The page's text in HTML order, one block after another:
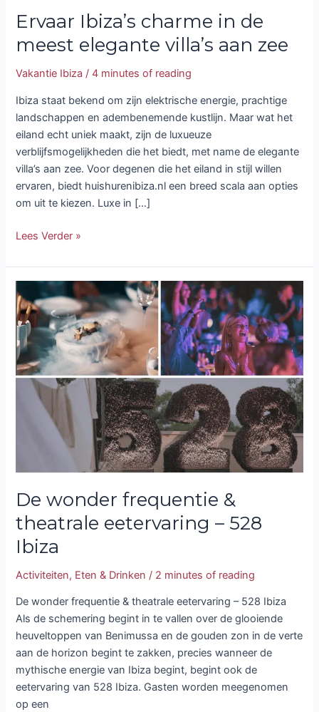
Ervaar Ibiza’s charme in de
meest elegante villa’s aan zee
Vakantie Ibiza /4 minutes of reading
Ibiza staat bekend om zijn elektrische energie, prachtige
landschappen en adembenemende kustlijn. Maar wat het
eiland echt uniek maakt, zijn de luxueuze
verblijfsmogelijkheden die het biedt, met name de elegante
villa’s aan zee. Voor degenen die het eiland in stijl willen
ervaren, biedt huishurenibiza.nl een breed scala aan opties
om uit te kiezen. Luxe in […]
Lees Verder »
De wonder frequentie &
theatrale eetervaring – 528
Ibiza
Activiteiten, Eten & Drinken / 2 minutes of reading
De wonder frequentie & theatrale eetervaring – 528 Ibiza
Als de schemering begint in te vallen over de glooiende
heuveltoppen van Benimussa en de gouden zon in de verte
aan de horizon begint te zakken, precies wanneer de
mythische energie van Ibiza begint, begint ook de
eetervaring van 528 Ibiza. Gasten worden meegenomen
op een
De
wonder
frequentie
&
theatrale
eetervaring